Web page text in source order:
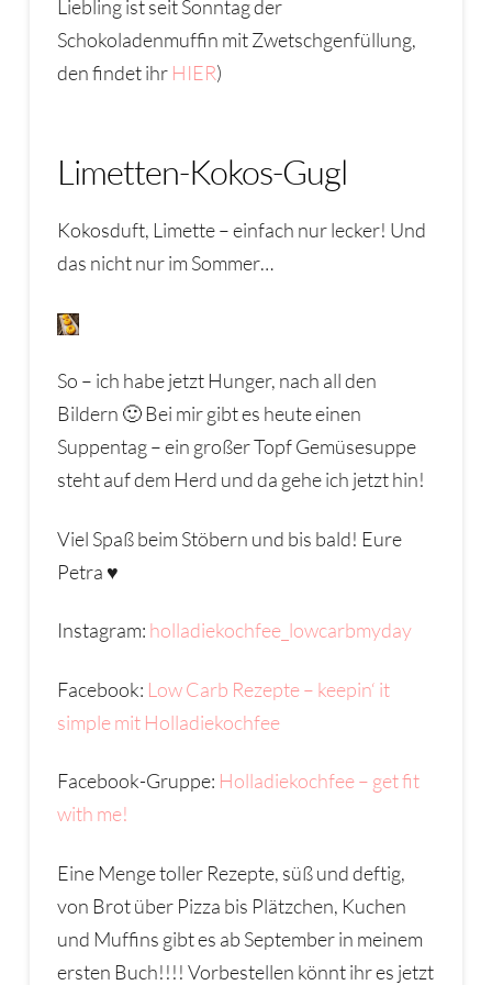
Liebling ist seit Sonntag der
Schokoladenmuffin mit Zwetschgenfüllung,
den findet ihr HIER)
Limetten-Kokos-Gugl
Kokosduft, Limette – einfach nur lecker! Und
das nicht nur im Sommer…
So – ich habe jetzt Hunger, nach all den
Bildern 🙂 Bei mir gibt es heute einen
Suppentag – ein großer Topf Gemüsesuppe
steht auf dem Herd und da gehe ich jetzt hin!
Viel Spaß beim Stöbern und bis bald! Eure
Petra ♥
Instagram: holladiekochfee_lowcarbmyday
Facebook: Low Carb Rezepte – keepin‘ it
simple mit Holladiekochfee
Facebook-Gruppe: Holladiekochfee – get fit
with me!
Eine Menge toller Rezepte, süß und deftig,
von Brot über Pizza bis Plätzchen, Kuchen
und Muffins gibt es ab September in meinem
ersten Buch!!!! Vorbestellen könnt ihr es jetzt